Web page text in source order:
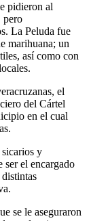
pidieron al
pero
La Peluda fue
marihuana; un
así como con
el
del Cártel
en el cual
y
ser el encargado
se le aseguraron